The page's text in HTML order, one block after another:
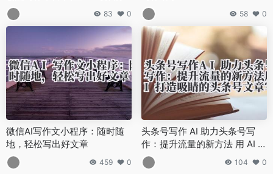
能特色与使用体验
83 0 58 0
微信AI写作文小程序：随时随
地，轻松写出好文章
459 0
头条号写作 AI 助力头条号写
作：提升流量的新方法 用 AI 打
造吸睛的头条号文章写作技巧
104 0